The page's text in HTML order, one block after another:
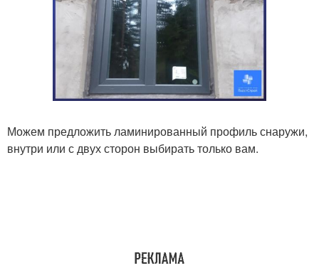
Можем предложить ламинированный профиль снаружи,
внутри или с двух сторон выбирать только вам.